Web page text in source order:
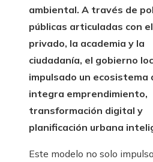
ambiental. A través de
públicas articuladas con
privado, la academia y la
ciudadanía, el gobierno
impulsado un ecosistema
integra emprendimiento,
transformación digital y
planificación urbana
Este modelo no solo